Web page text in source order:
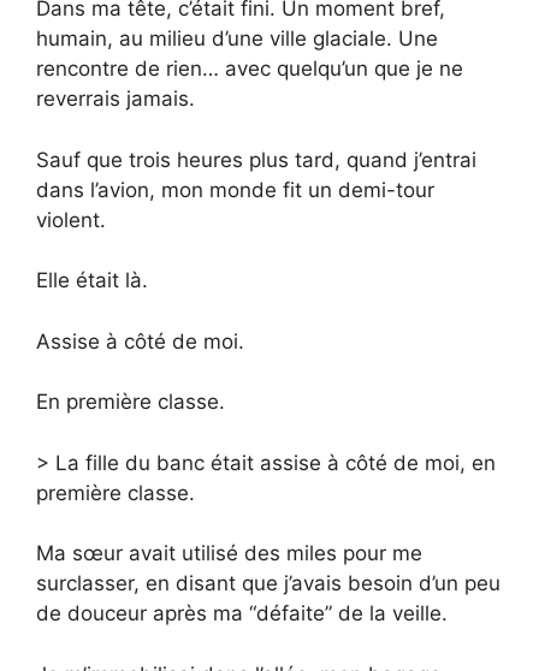
Dans ma tête, c’était fini. Un moment bref,
humain, au milieu d’une ville glaciale. Une
rencontre de rien… avec quelqu’un que je ne
reverrais jamais.
Sauf que trois heures plus tard, quand j’entrai
dans l’avion, mon monde fit un demi-tour
violent.
Elle était là.
Assise à côté de moi.
En première classe.
> La fille du banc était assise à côté de moi, en
première classe.
Ma sœur avait utilisé des miles pour me
surclasser, en disant que j’avais besoin d’un peu
de douceur après ma “défaite” de la veille.